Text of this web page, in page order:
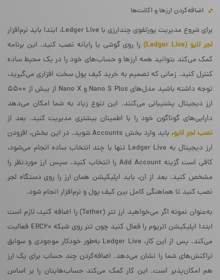
اضافه‌کردن ارزها و اکانت‌ها
برای شروع مدیریت پورتفوی چندارزی با Ledger Live، ابتدا باید نرم‌افزار
لجر لایو (Ledger Live)
را روی گوشی یا رایانه نصب کنید. این برنامه
کمک می‌کند بتوانید همه ارزها و حساب‌های خود را در یک محیط ساده
کنترل کنید. زمانی که تصمیم به خرید کیف پول سخت افزاری می‌گیرید،
توجه داشته باشید مدل‌های Nano S Plus و Nano X از بیش از ۵۵۰۰
ارز دیجیتال پشتیبانی می‌کنند. این تنوع زیاد به شما امکان می‌دهد
دارایی‌های گوناگون خود را با اطمینان بیشتری مدیریت کنید. بعد از
نصب لجر لایو
، باید وارد بخش Accounts شوید. در این بخش، افزودن
ارز دیجیتال به Ledger Live تنها با چند انتخاب ساده انجام می‌شود،
کافی است گزینه Add Account را انتخاب کنید. سپس ارز موردنظر را
مشخص کنید. بعد از آن، باید اپلیکیشن همان ارز را روی دستگاه لجر
نصب کنید تا هماهنگی کامل بین کیف پول و نرم‌افزار انجام شود.
به‌عنوان نمونه اگر می‌خواهید ارز تتر (Tether) را اضافه کنید، لازم است
ابتدا اپلیکیشن اتریوم را فعال کنید چون تتر روی شبکه ERC20 فعالیت
می‌کند. پس از این کار، Ledger Live به‌طور خودکار موجودی و سوابق
تراکنش‌های شما را نشان می‌دهد. اضافه‌کردن چند حساب برای یک ارز
هم امکان‌پذیر است. این کار کمک می‌کند حساب‌هایتان را بر اساس